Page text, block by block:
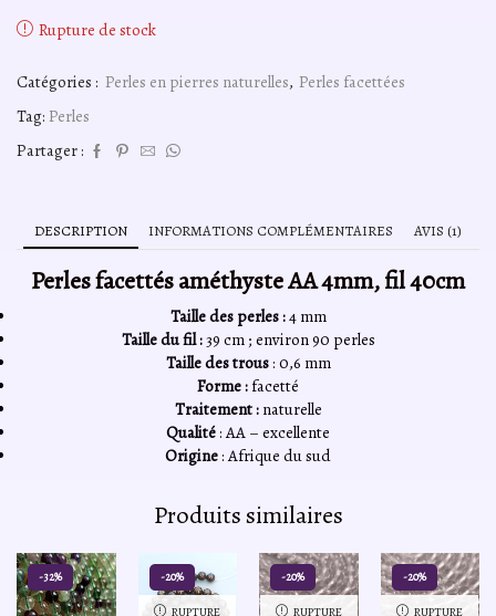
Rupture de stock
Catégories : Perles en pierres naturelles, Perles facettées
Tag: Perles
Partager :
DESCRIPTION INFORMATIONS COMPLÉMENTAIRES AVIS (1)
Perles facettés améthyste AA 4mm, fil 40cm
Taille des perles :4 mm
Taille du fil :39 cm ; environ 90 perles
Taille des trous: 0,6 mm
Forme : facetté
Traitement :naturelle
Qualité: AA – excellente
Origine: Afrique du sud
Produits similaires
-32%
RUPTURE
-20%
RUPTURE
-20%
RUPTURE
-20%